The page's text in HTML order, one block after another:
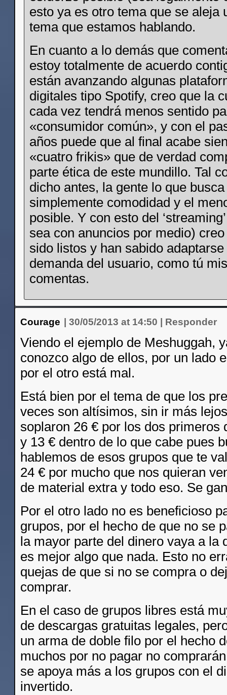
esto ya es otro tema que se aleja
tema que estamos hablando.
En cuanto a lo demás que
estoy totalmente de acuerdo
están avanzando algunas
digitales tipo Spotify, creo que la
cada vez tendrá menos sentido
«consumidor común», y con el
años puede que al final acabe
«cuatro frikis» que de verdad
parte ética de este mundillo. Tal
dicho antes, la gente lo que
simplemente comodidad y el
posible. Y con esto del
sea con anuncios por medio)
sido listos y han sabido adaptarse
demanda del usuario, como tú
comentas.
Courage |30/05/2013 at 14:50 | Responder
Viendo el ejemplo de Meshuggah,
conozco algo de ellos, por un lado
por el otro está mal.
Está bien por el tema de que los
veces son altísimos, sin ir más
soplaron 26 € por los dos primeros
y 13 € dentro de lo que cabe pues
hablemos de esos grupos que te
24 € por mucho que nos quieran
de material extra y todo eso. Se
Por el otro lado no es beneficioso
grupos, por el hecho de que no se
la mayor parte del dinero vaya a la
es mejor algo que nada. Esto no
quejas de que si no se compra o
comprar.
En el caso de grupos libres está
de descargas gratuitas legales,
un arma de doble filo por el hecho
muchos por no pagar no
se apoya más a los grupos con el
invertido.